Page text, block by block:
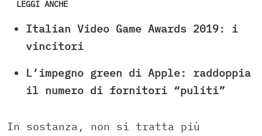
LEGGI ANCHE
Italian Video Game Awards 2019: i
vincitori
L’impegno green di Apple: raddoppia
il numero di fornitori “puliti”
In sostanza, non si tratta più